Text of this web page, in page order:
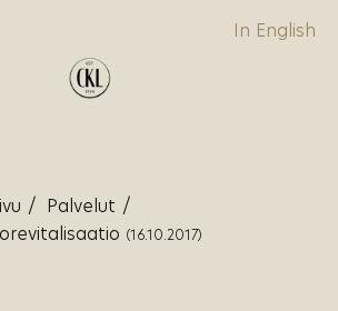
In English
/ Palvelut /
(16.10.2017)